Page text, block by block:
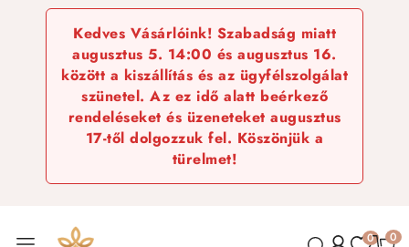
Kedves Vásárlóink! Szabadság miatt
augusztus 5. 14:00 és augusztus 16.
között a kiszállítás és az ügyfélszolgálat
szünetel. Az ez idő alatt beérkező
rendeléseket és üzeneteket augusztus
17-től dolgozzuk fel. Köszönjük a
türelmet!
0 0